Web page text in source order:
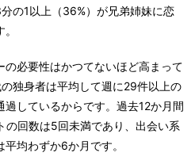
の1以上（36%）が兄弟姉妹に恋
。
必要性はかつてないほど高まって
独身者は平均して週に29件以上の
しているからです。過去12か月間
の回数は5回未満であり、出会い系
均わずか6か月です。